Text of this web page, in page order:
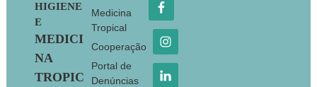
HIGIENE
E
MEDICI
NA
TROPIC
Medicina
Tropical
Cooperação
Portal de
Denúncias